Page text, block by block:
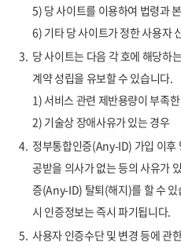
5) 당 사이트를 이용하여 법령과
6) 기타 당 사이트가 정한 사용자
3. 당 사이트는 다음 각 호에 해당하
계약 성립을 유보할 수 있습니다.
1) 서비스 관련 제반용량이 부족
2) 기술상 장애사유가 있는 경우
4. 정부통합인증(Any-ID) 가입 이후
공받을 의사가 없는 등의 사유가
증(Any-ID) 탈퇴(해지)를 할 수
시 인증정보는 즉시 파기됩니다.
5. 사용자 인증수단 및 변경 등에 관